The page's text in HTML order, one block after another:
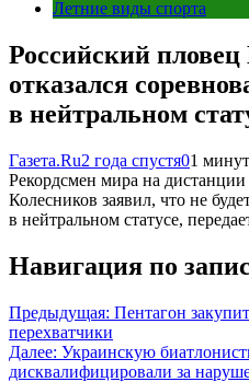
Летние виды спорта
Российский
отказался
в нейтральном
Газета.Ru2 года спустя01
Рекордсмен мира на
Колесников заявил, что не
в нейтральном статусе,
Навигация по
Предыдущая: Пентагон
перехватчики
Далее: Украинскую
дисквалифицировали за